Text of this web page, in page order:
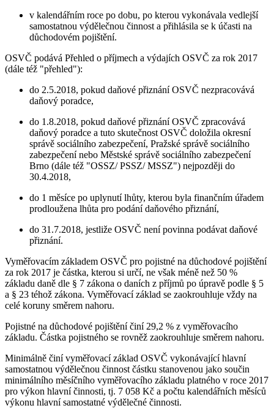
v kalendářním roce po dobu, po kterou vykonávala vedlejší
samostatnou výdělečnou činnost a přihlásila se k účasti na
důchodovém pojištění.
OSVČ podává Přehled o příjmech a výdajích OSVČ za rok 2017
(dále též "přehled"):
do 2.5.2018, pokud daňové přiznání OSVČ nezpracovává
daňový poradce,
do 1.8.2018, pokud daňové přiznání OSVČ zpracovává
daňový poradce a tuto skutečnost OSVČ doložila okresní
správě sociálního zabezpečení, Pražské správě sociálního
zabezpečení nebo Městské správě sociálního zabezpečení
Brno (dále též "OSSZ/ PSSZ/ MSSZ") nejpozději do
30.4.2018,
do 1 měsíce po uplynutí lhůty, kterou byla finančním úřadem
prodloužena lhůta pro podání daňového přiznání,
do 31.7.2018, jestliže OSVČ není povinna podávat daňové
přiznání.
Vyměřovacím základem OSVČ pro pojistné na důchodové pojištění
za rok 2017 je částka, kterou si určí, ne však méně než 50 %
základu daně dle § 7 zákona o daních z příjmů po úpravě podle § 5
a § 23 téhož zákona. Vyměřovací základ se zaokrouhluje vždy na
celé koruny směrem nahoru.
Pojistné na důchodové pojištění činí 29,2 % z vyměřovacího
základu. Částka pojistného se rovněž zaokrouhluje směrem nahoru.
Minimálně činí vyměřovací základ OSVČ vykonávající hlavní
samostatnou výdělečnou činnost částku stanovenou jako součin
minimálního měsíčního vyměřovacího základu platného v roce 2017
pro výkon hlavní činnosti, tj. 7 058 Kč a počtu kalendářních měsíců
výkonu hlavní samostatné výdělečné činnosti.